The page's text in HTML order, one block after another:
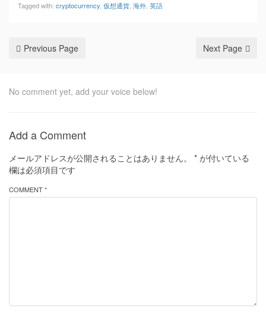
Tagged with: cryptocurrency 仮想通貨 海外 英語
Previous Page Next Page
No comment yet, add your voice below!
Add a Comment
メールアドレスが公開されることはありません。 * が付いている
欄は必須項目です
COMMENT *